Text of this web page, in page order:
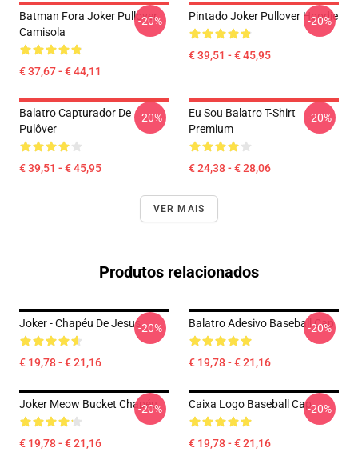
Batman Fora Joker Pullover
Camisola
€ 37,67 - € 44,11
-20% Pintado Joker Pullover Hoodie
€ 39,51 - € 45,95
-20%
Balatro Capturador De
Pulôver
€ 39,51 - € 45,95
-20%
Eu Sou Balatro T-Shirt
Premium
€ 24,38 - € 28,06
-20%
VER MAIS
Produtos relacionados
Joker - Chapéu De Jesus
€ 19,78 - € 21,16
-20% Balatro Adesivo Baseball Cap
€ 19,78 - € 21,16
-20%
Joker Meow Bucket Chapéu
€ 19,78 - € 21,16
-20% Caixa Logo Baseball Cap
€ 19,78 - € 21,16
-20%